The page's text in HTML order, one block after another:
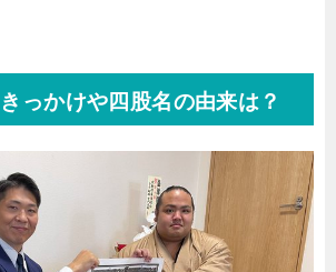
っかけや四股名の由来は？